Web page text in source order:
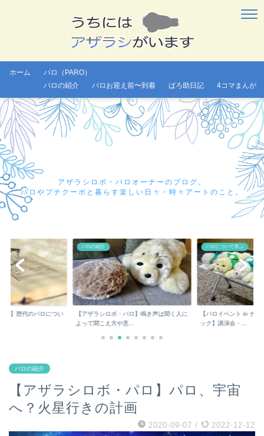
ホーム
パロ（PARO）
パロの紹介
パロお迎え前〜到着 ぱろ助日記 4コマまんが
アザラシロボ・パロオーナーのブログ。
パロやプチクーボと暮らす楽しい日々・時々アートのこと。
ロ】歴代のパロについ
パロの紹介
【アザラシロボ・パロ】鳴き声は聞く人に
よって聞こえ方や意...
パロについて学ぶ
【パロイベント in ナ
ック】講演会・...
パロの紹介
【アザラシロボ・パロ】パロ、宇宙
へ？火星行きの計画
2020-09-07 / 2022-12-12